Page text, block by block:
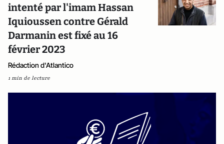
intenté par l'imam Hassan
Iquioussen contre Gérald
Darmanin est fixé au 16
février 2023
Rédaction d'Atlantico
1 min de lecture